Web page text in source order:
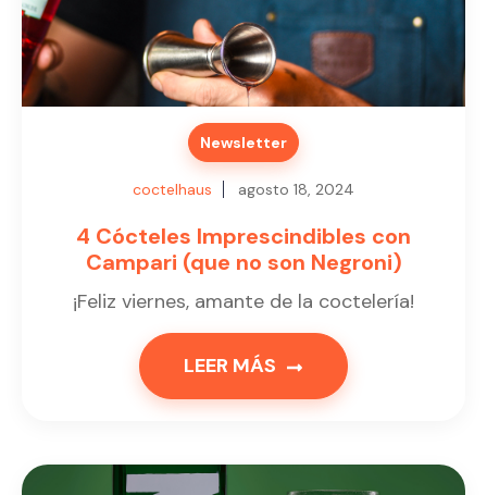
Newsletter
coctelhaus agosto 18, 2024
4 Cócteles Imprescindibles con
Campari (que no son Negroni)
¡Feliz viernes, amante de la coctelería!
LEER MÁS